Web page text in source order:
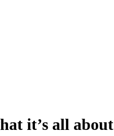
it’s all about